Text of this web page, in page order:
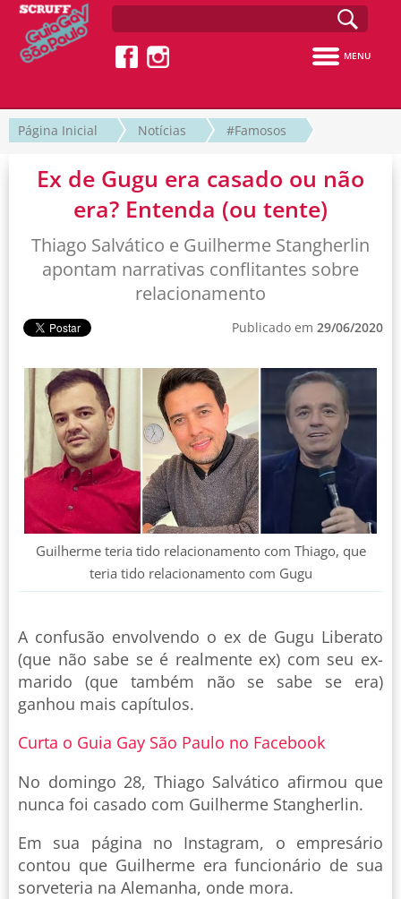
MENU
Página Inicial Notícias #Famosos
Ex de Gugu era casado ou não
era? Entenda (ou tente)
Thiago Salvático e Guilherme Stangherlin
apontam narrativas conflitantes sobre
relacionamento
Publicado em 29/06/2020
Guilherme teria tido relacionamento com Thiago, que
teria tido relacionamento com Gugu
A confusão envolvendo o ex de Gugu Liberato
(que não sabe se é realmente ex) com seu ex-
marido (que também não se sabe se era)
ganhou mais capítulos.
Curta o Guia Gay São Paulo no Facebook
No domingo 28, Thiago Salvático afirmou que
nunca foi casado com Guilherme Stangherlin.
Em sua página no Instagram, o empresário
contou que Guilherme era funcionário de sua
sorveteria na Alemanha, onde mora.